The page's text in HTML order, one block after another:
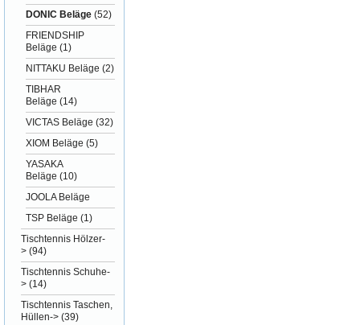
DONIC Beläge (52)
FRIENDSHIP
Beläge (1)
NITTAKU Beläge (2)
TIBHAR
Beläge (14)
VICTAS Beläge (32)
XIOM Beläge (5)
YASAKA
Beläge (10)
JOOLA Beläge
TSP Beläge (1)
Tischtennis Hölzer-
> (94)
Tischtennis Schuhe-
> (14)
Tischtennis Taschen,
Hüllen-> (39)